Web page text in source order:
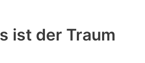
ist der Traum